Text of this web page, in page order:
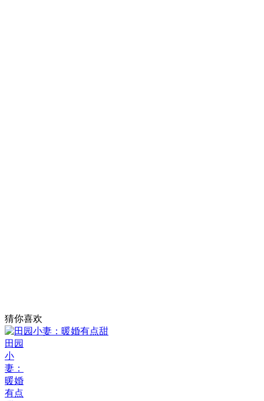
猜你喜欢
田园
小
妻：
暖婚
有点